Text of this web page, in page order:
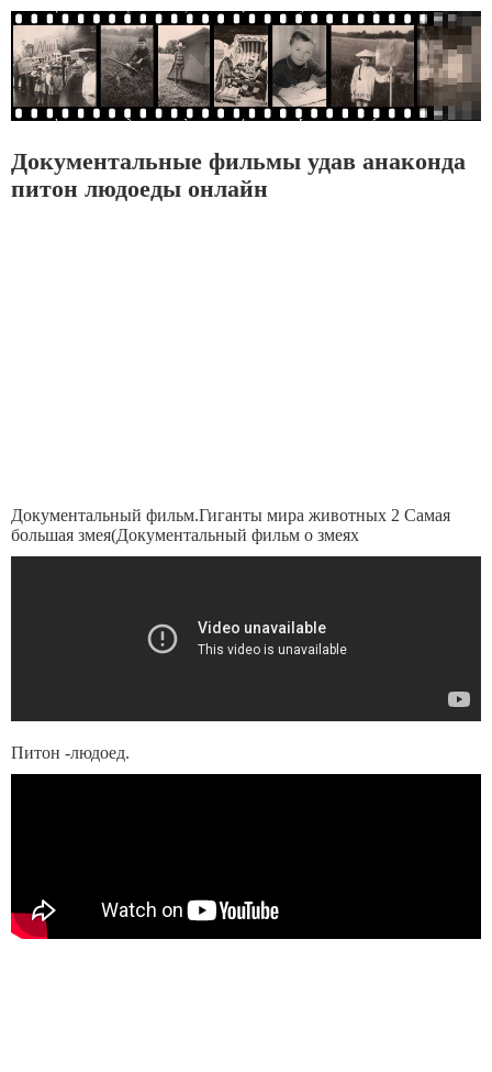
Документальные фильмы удав анаконда
питон людоеды онлайн
Документальный фильм.Гиганты мира животных 2 Самая
большая змея(Документальный фильм о змеях
Питон -людоед.